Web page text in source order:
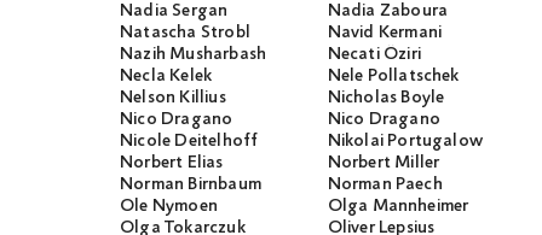
Nadia Sergan
Nadia Zaboura
Natascha Strobl
Navid Kermani
Nazih Musharbash
Necati Öziri
Necla Kelek
Nele Pollatschek
Nelson Killius
Nicholas Boyle
Nico Dragano
Nico Dragano
Nicole Deitelhoff
Nikolai Portugalow
Norbert Elias
Norbert Miller
Norman Birnbaum
Norman Paech
Ole Nymoen
Olga Mannheimer
Olga Tokarczuk
Oliver Lepsius